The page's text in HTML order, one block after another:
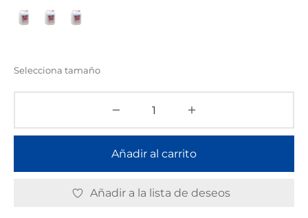
Selecciona tamaño
Añadir al carrito
Añadir a la lista de deseos